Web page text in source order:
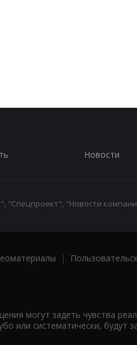
Новости
"Новости
|
могут задеть чувства
или систематически, будут